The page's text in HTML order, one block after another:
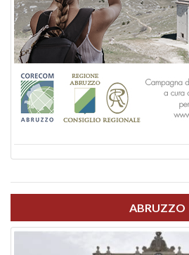
ABRUZZO